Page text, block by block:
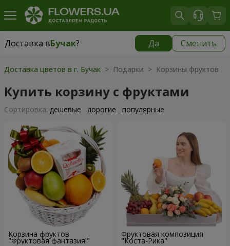
Доставка вБучак? Да Сменить
Доставка вБучак|
Доставка цветов в г. Бучак > Подарки > Корзины фруктов
Купить корзину с фруктами
Cортировка: дешевые дорогие популярные
Корзина фруктов
"Фруктовая фантазия!"
Фруктовая композиция
"Коста-Рика"